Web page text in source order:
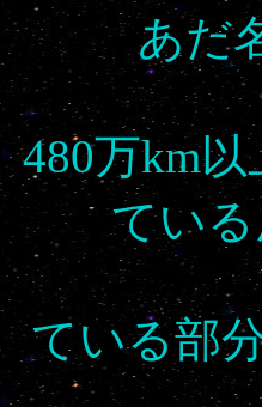
あだ
480万km
てい
ている部